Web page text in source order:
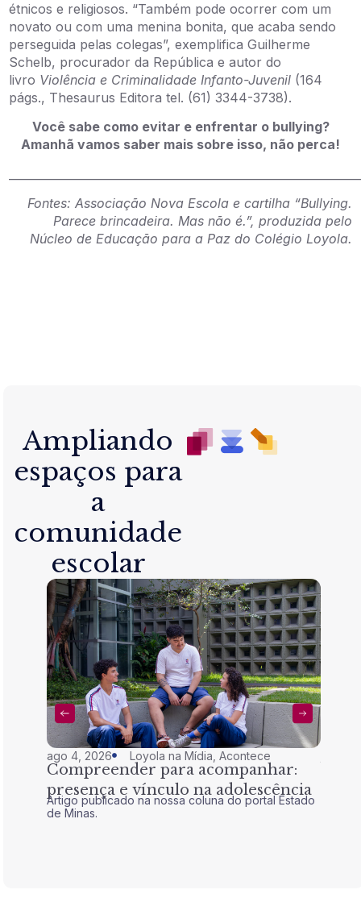
étnicos e religiosos. “Também pode ocorrer com um
novato ou com uma menina bonita, que acaba sendo
perseguida pelas colegas”, exemplifica Guilherme
Schelb, procurador da República e autor do
livro Violência e Criminalidade Infanto-Juvenil (164
págs., Thesaurus Editora tel. (61) 3344-3738).
Você sabe como evitar e enfrentar o bullying?
Amanhã vamos saber mais sobre isso, não perca!
Fontes: Associação Nova Escola e cartilha “Bullying.
Parece brincadeira. Mas não é.”, produzida pelo
Núcleo de Educação para a Paz do Colégio Loyola.
Ampliando
espaços para
a
comunidade
escolar
ago 4, 2026 Loyola na Mídia ,Acontece
Compreender para acompanhar:
presença e vínculo na adolescência
Artigo publicado na nossa coluna do portal Estado
de Minas.